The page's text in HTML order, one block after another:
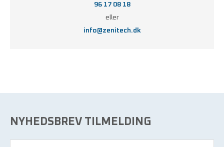
96 17 08 18
eller
info@zenitech.dk
NYHEDSBREV TILMELDING